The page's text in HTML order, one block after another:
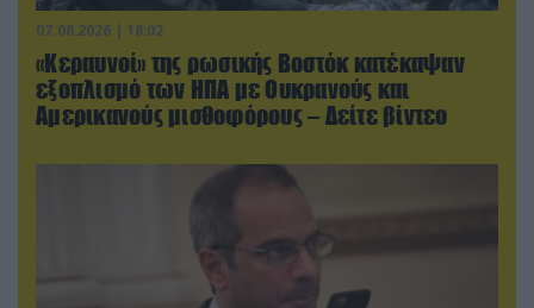
07.08.2026 | 18:02
«Κεραυνοί» της ρωσικής Βοστόκ κατέκαψαν
εξοπλισμό των ΗΠΑ με Ουκρανούς και
Αμερικανούς μισθοφόρους – Δείτε βίντεο